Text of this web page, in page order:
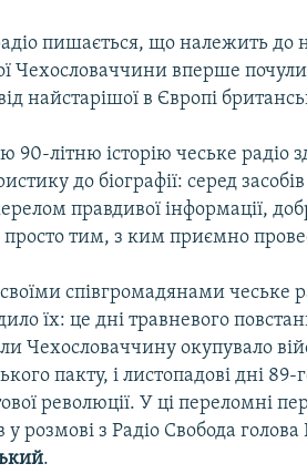
пишається, що належить до
Чехословаччини вперше почули
найстарішої в Європі
90-літню історію чеське радіо
до біографії: серед
правдивої інформації,
просто тим, з ким приємно
співгромадянами чеське
їх: це дні травневого
Чехословаччину окупувало
пакту, і листопадові дні
революції. У ці переломні
у розмові з Радіо Свобода
.